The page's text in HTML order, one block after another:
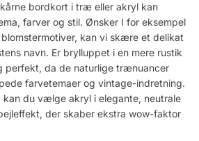
bordkort i træ eller akryl kan
farver og stil. Ønsker I for eksempel
kan vi skære et delikat
navn. Er brylluppet i en mere rustik
perfekt, da de naturlige trænuancer
farvetemaer og vintage-indretning.
kan du vælge akryl i elegante, neutrale
der skaber ekstra wow-faktor